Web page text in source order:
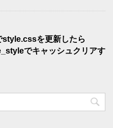
を更新したら
でキャッシュクリアす